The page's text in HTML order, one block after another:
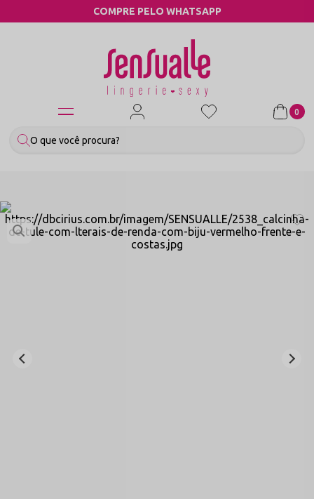
COMPRE PELO WHATSAPP
0